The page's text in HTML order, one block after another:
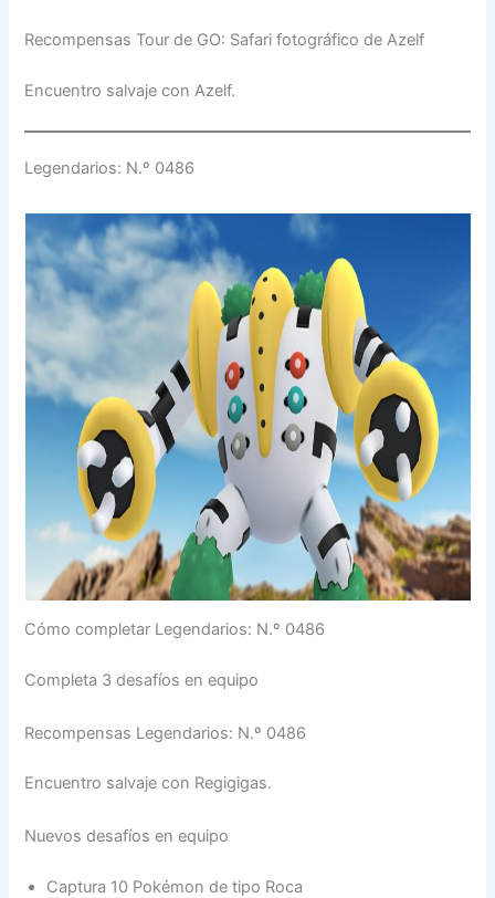
Recompensas Tour de GO: Safari fotográfico de Azelf
Encuentro salvaje con Azelf.
Legendarios: N.º 0486
Cómo completar Legendarios: N.º 0486
Completa 3 desafíos en equipo
Recompensas Legendarios: N.º 0486
Encuentro salvaje con Regigigas.
Nuevos desafíos en equipo
Captura 10 Pokémon de tipo Roca